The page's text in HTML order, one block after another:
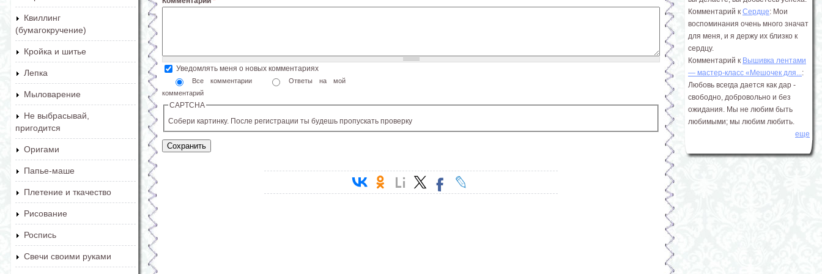
Квиллинг
(бумагокручение)
Кройка и шитье
Лепка
Мыловарение
Не выбрасывай,
пригодится
Оригами
Папье-маше
Плетение и ткачество
Рисование
Роспись
Свечи своими руками
Уведомлять меня о новых комментариях
Все комментарии
Ответы на мой
комментарий
CAPTCHA
Собери картинку. После регистрации ты будешь пропускать проверку
Комментарий к Сердце: Мои
воспоминания очень много значат
для меня, и я держу их близко к
сердцу.
Комментарий к Вышивка лентами
― мастер-класс «Мешочек для...:
Любовь всегда дается как дар -
свободно, добровольно и без
ожидания. Мы не любим быть
любимыми; мы любим любить.
еще